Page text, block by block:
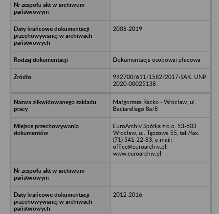
2008-2019
Dokumentacja osobowai płacowa
992700/611/1582/2017-SAK; UNP:
2020-00025138
Małgorzata Racko - Wrocław, ul.
Baciarellego 8a/8
EuroArchiv Spółka z o.o. 53-603
Wrocław, ul. Tęczowa 55, tel./fax.
(71) 341-22-83, e-mail:
office@euroarchiv.pl;
www.euroarchiv.pl
2012-2016